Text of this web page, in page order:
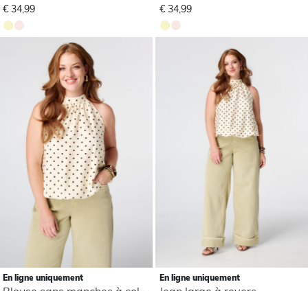
€ 34,99 € 34,99
En ligne uniquement En ligne uniquement